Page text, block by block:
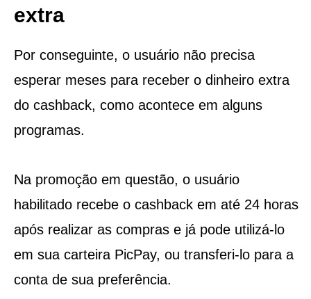
extra
Por conseguinte, o usuário não precisa
esperar meses para receber o dinheiro extra
do cashback, como acontece em alguns
programas.
Na promoção em questão, o usuário
habilitado recebe o cashback em até 24 horas
após realizar as compras e já pode utilizá-lo
em sua carteira PicPay, ou transferi-lo para a
conta de sua preferência.